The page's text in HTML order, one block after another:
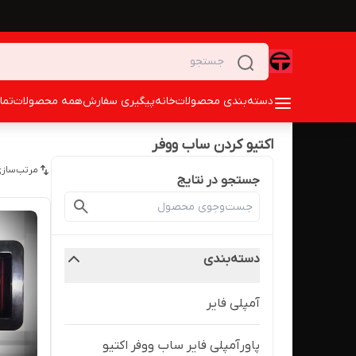
دسته‌بندی محصولاتخانهپیگیری سفارشهمه محصولات
اکتیو کردن ساب ووفر
جستجو در نتایج
دسته‌بندی
آمپلی فایر
پاورآمپلی فایر ساب ووفر اکتیو